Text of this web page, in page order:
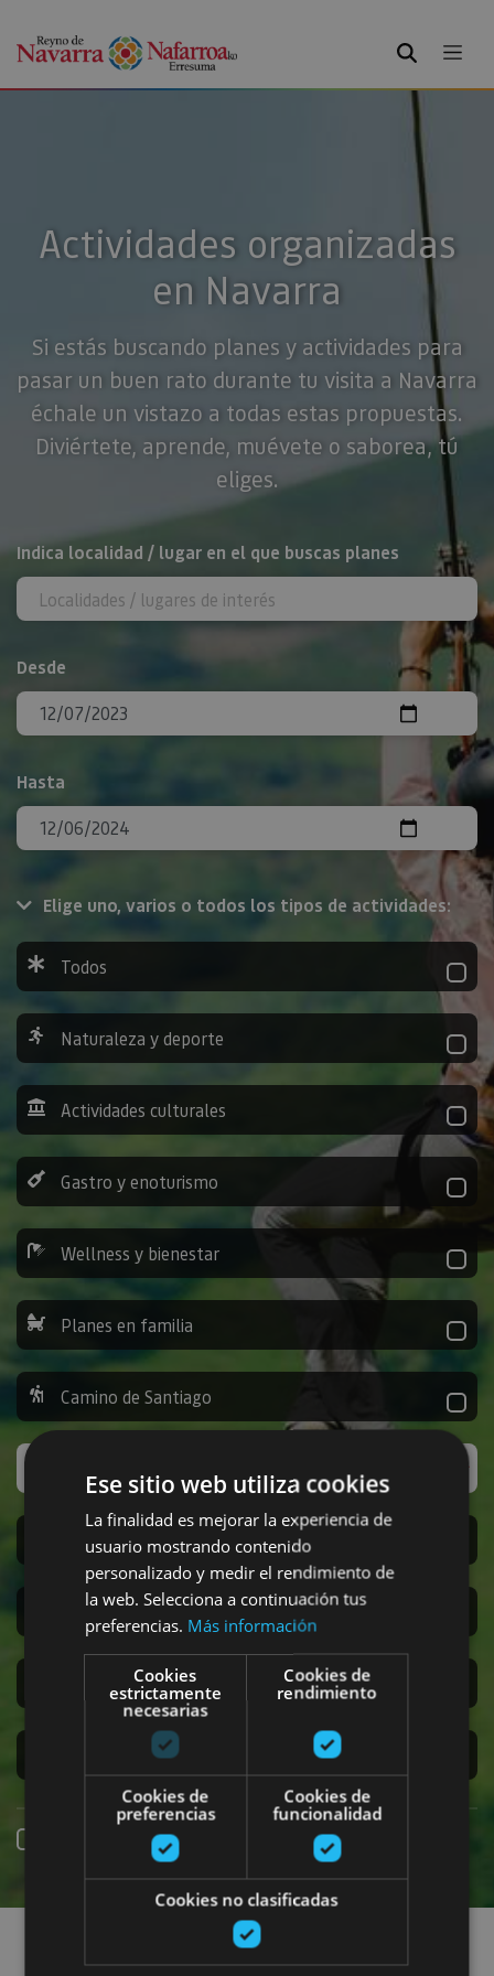
BUSCAR
Actividades organizadas
en Navarra
Si estás buscando planes y actividades para
pasar un buen rato durante tu visita a Navarra
échale un vistazo a todas estas propuestas.
Diviértete, aprende, muévete o saborea, tú
eliges.
BUSCAR
Indica localidad / lugar en el que buscas planes
Desde
Hasta
Elige uno, varios o todos los tipos de actividades:
Todos
Naturaleza y deporte
Actividades culturales
Gastro y enoturismo
Wellness y bienestar
Planes en familia
Camino de Santiago
San Fermín
Accesibilidad
Turismo regenerativo
Experiencias exclusivas
Reserva online
Encuentra planes
Ese sitio web utiliza cookies
La finalidad es mejorar la experiencia de
usuario mostrando contenido
personalizado y medir el rendimiento de
la web. Selecciona a continuación tus
preferencias. Más información
Cookies
estrictamente
necesarias
Cookies de
rendimiento
Cookies de
preferencias
Cookies de
funcionalidad
Cookies no clasificadas